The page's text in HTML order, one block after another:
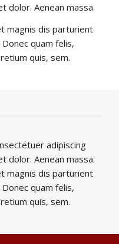
dolor. Aenean massa.
magnis dis parturient
quam felis,
quis, sem.
adipiscing
dolor. Aenean massa.
magnis dis parturient
quam felis,
quis, sem.